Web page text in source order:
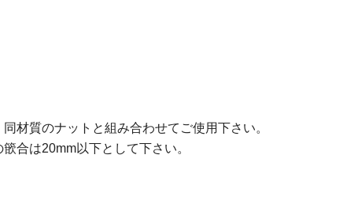
材質のナットと組み合わせてご使用下さい。
合は20mm以下として下さい。